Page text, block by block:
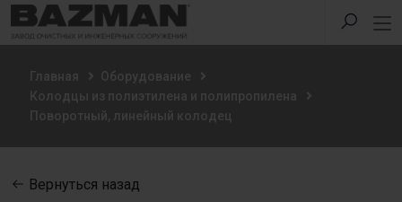
Главная
Оборудование
Колодцы из полиэтилена и полипропилена
Поворотный, линейный колодец
Вернуться назад